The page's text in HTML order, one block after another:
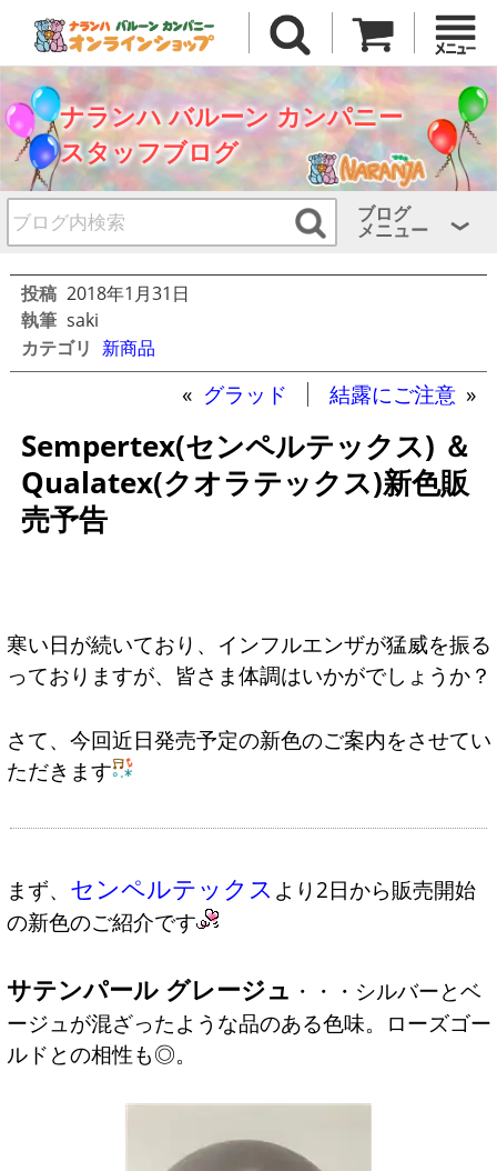
ナランハ バルーン カンパニー
スタッフブログ
ブログ
メニュー
投稿 2018年1月31日
執筆 saki
カテゴリ 新商品
« グラッド 結露にご注意 »
Sempertex(センペルテックス) ＆
Qualatex(クオラテックス)新色販
売予告
寒い日が続いており、インフルエンザが猛威を振る
っておりますが、皆さま体調はいかがでしょうか？
さて、今回近日発売予定の新色のご案内をさせてい
ただきます
まず、 センペルテックス より2日から販売開始
の新色のご紹介です
サテンパール グレージュ ・・・シルバーとベ
ージュが混ざったような品のある色味。ローズゴー
ルドとの相性も◎。